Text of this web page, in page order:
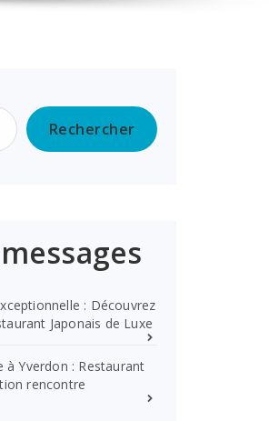
Rechercher
: Découvrez
Japonais de Luxe
à Yverdon : Restaurant
rencontre